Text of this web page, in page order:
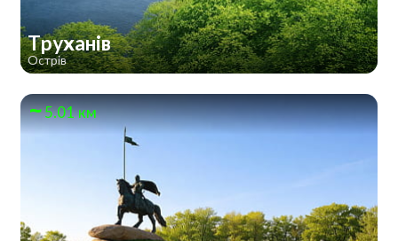
Труханів
Острів
5.01 км